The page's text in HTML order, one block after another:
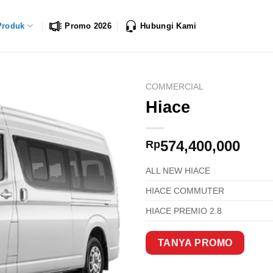
Promo 2026 Hubungi Kami
COMMERCIAL
Hiace
Rp574,400,000
ALL NEW HIACE
HIACE COMMUTER
HIACE PREMIO 2.8
TANYA PROMO